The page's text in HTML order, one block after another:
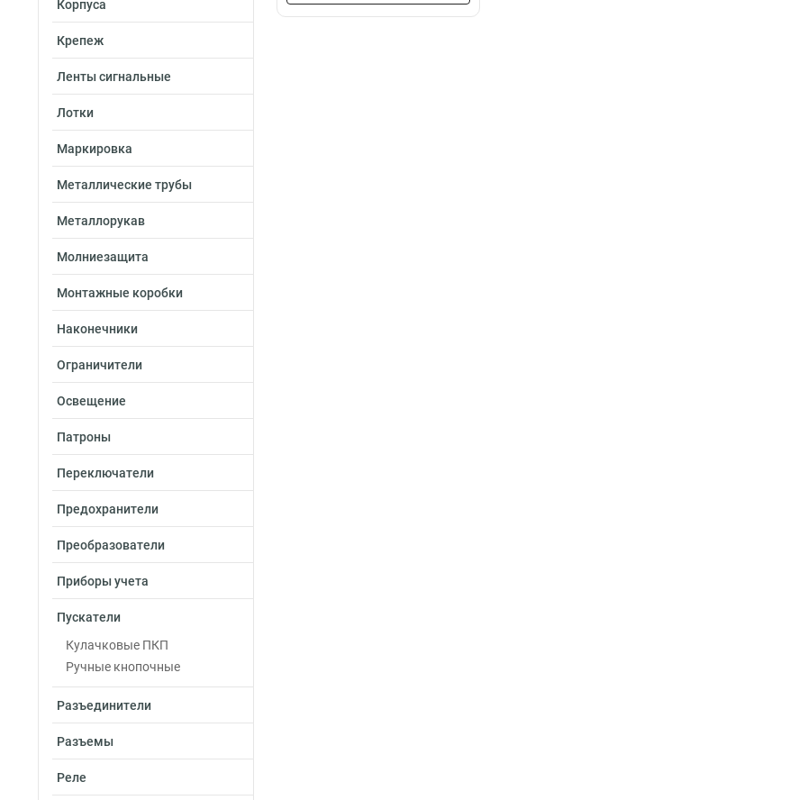
Корпуса
Крепеж
Ленты сигнальные
Лотки
Маркировка
Металлические трубы
Металлорукав
Молниезащита
Монтажные коробки
Наконечники
Ограничители
Освещение
Патроны
Переключатели
Предохранители
Преобразователи
Приборы учета
Пускатели
Кулачковые ПКП
Ручные кнопочные
Разъединители
Разъемы
Реле